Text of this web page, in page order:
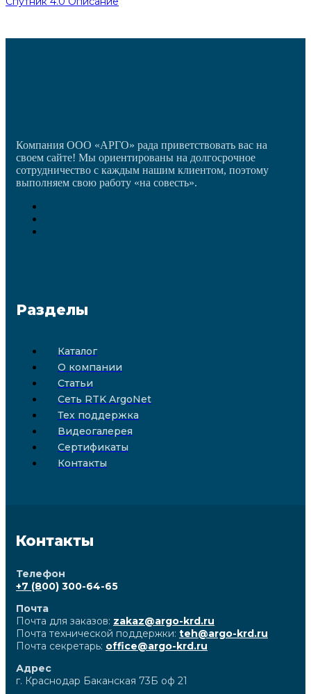
Компания ООО «АРГО» рада приветствовать вас на
своем сайте! Мы ориентированы на долгосрочное
сотрудничество с каждым нашим клиентом, поэтому
выполняем свою работу «на совесть».
Разделы
Каталог
О компании
Статьи
Сеть RTK ArgoNet
Тех поддержка
Видеогалерея
Сертификаты
Контакты
Контакты
Телефон
+7 (800) 300-64-65
Почта
Почта для заказов: zakaz@argo-krd.ru
Почта технической поддержки: teh@argo-krd.ru
Почта секретарь: office@argo-krd.ru
Адрес
г. Краснодар Баканская 73Б оф 21